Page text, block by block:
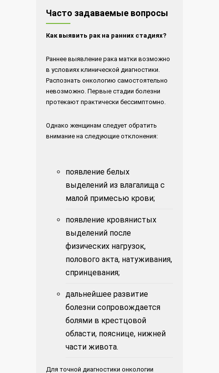
Часто задаваемые вопросы
Как выявить рак на ранних стадиях?
Раннее выявление рака матки возможно
в условиях клинической диагностики.
Распознать онкологию самостоятельно
невозможно. Первые стадии болезни
протекают практически бессимптомно.
Однако женщинам следует обратить
внимание на следующие отклонения:
появление белых
выделений из влагалища с
малой примесью крови;
появление кровянистых
выделений после
физических нагрузок,
полового акта, натуживания,
спринцевания;
дальнейшее развитие
болезни сопровождается
болями в крестцовой
области, пояснице, нижней
части живота.
Для точной диагностики онкологии